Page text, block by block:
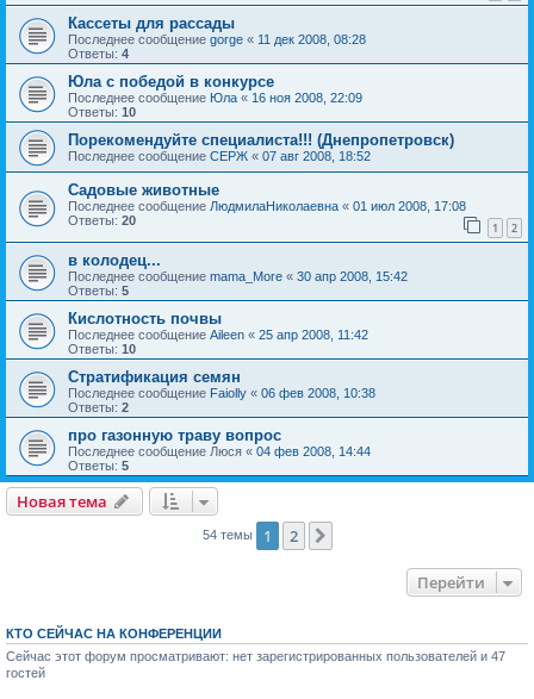
Кассеты для рассады
Последнее сообщение gorge « 11 дек 2008, 08:28
Ответы: 4
Юла с победой в конкурсе
Последнее сообщение Юла « 16 ноя 2008, 22:09
Ответы: 10
Порекомендуйте специалиста!!! (Днепропетровск)
Последнее сообщение СЕРЖ « 07 авг 2008, 18:52
Садовые животные
Последнее сообщение ЛюдмилаНиколаевна « 01 июл 2008, 17:08
Ответы: 20 1 2
в колодец...
Последнее сообщение mama_More « 30 апр 2008, 15:42
Ответы: 5
Кислотность почвы
Последнее сообщение Aileen « 25 апр 2008, 11:42
Ответы: 10
Стратификация семян
Последнее сообщение Faiolly « 06 фев 2008, 10:38
Ответы: 2
про газонную траву вопрос
Последнее сообщение Люся « 04 фев 2008, 14:44
Ответы: 5
Новая тема
54 темы 1 2
Перейти
КТО СЕЙЧАС НА КОНФЕРЕНЦИИ
Сейчас этот форум просматривают: нет зарегистрированных пользователей и 47
гостей